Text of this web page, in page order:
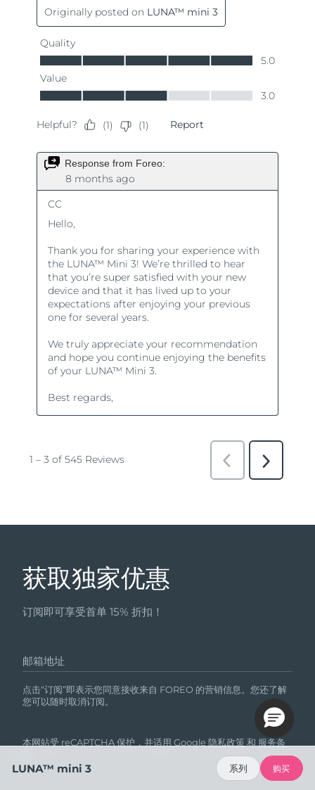
获取独家优惠
订阅即可享受首单 15% 折扣！
邮箱地址
点击“订阅”即表示您同意接收来自 FOREO 的营销信息。您还了解
您可以随时取消订阅。
本网站受 reCAPTCHA 保护，并适用 Google隐私政策 和 服务条
LUNA™ mini 3 系列 购买